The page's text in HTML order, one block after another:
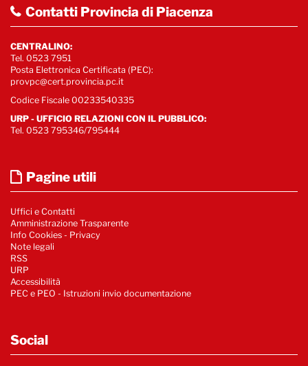
Contatti Provincia di Piacenza
CENTRALINO:
Tel. 0523 7951
Posta Elettronica Certificata (PEC):
provpc@cert.provincia.pc.it
Codice Fiscale 00233540335
URP - UFFICIO RELAZIONI CON IL PUBBLICO:
Tel. 0523 795346/795444
Pagine utili
Uffici e Contatti
Amministrazione Trasparente
Info Cookies - Privacy
Note legali
RSS
URP
Accessibilità
PEC e PEO - Istruzioni invio documentazione
Social